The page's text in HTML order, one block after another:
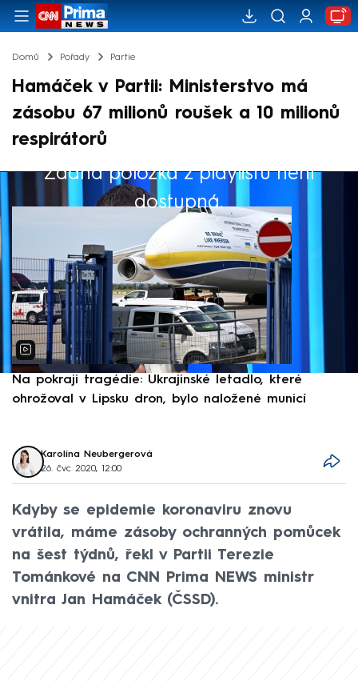
Domů Pořady Partie
Hamáček v Partii: Ministerstvo má
zásobu 67 milionů roušek a 10 milionů
respirátorů
Žádná položka z playlistu není
dostupná.
Výběr redakce
Na pokraji tragédie: Ukrajinské letadlo, které
ohrožoval v Lipsku dron, bylo naložené municí
Karolína Neubergerová
26. čvc 2020, 12:00
Kdyby se epidemie koronaviru znovu
vrátila, máme zásoby ochranných pomůcek
na šest týdnů, řekl v Partii Terezie
Tománkové na CNN Prima NEWS ministr
vnitra Jan Hamáček (ČSSD).